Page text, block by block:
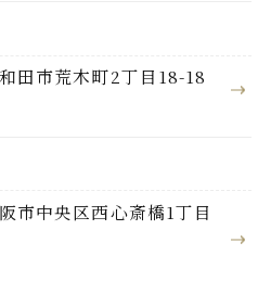
田市荒木町2丁目18-18
市中央区西心斎橋1丁目